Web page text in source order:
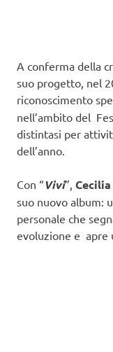
A conferma della
suo progetto, nel
riconoscimento
nell’ambito del
distintasi per
dell’anno.
Con “Vivi”,
suo nuovo album:
personale che
evoluzione e apre